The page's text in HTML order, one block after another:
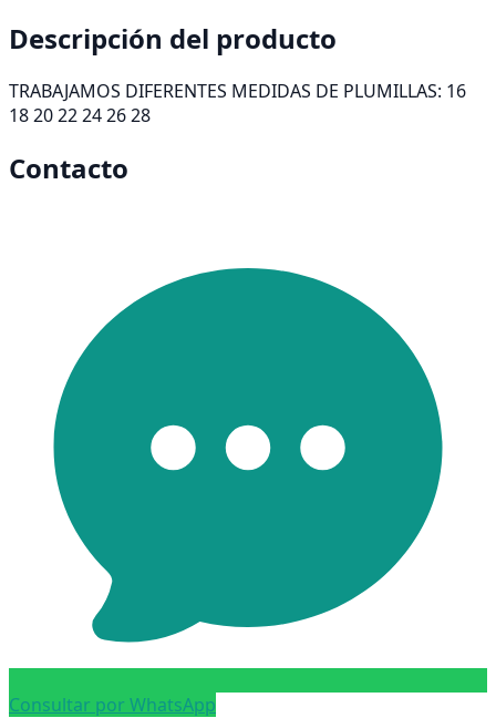
Descripción del producto
TRABAJAMOS DIFERENTES MEDIDAS DE PLUMILLAS: 16
18 20 22 24 26 28
Contacto
Consultar por WhatsApp